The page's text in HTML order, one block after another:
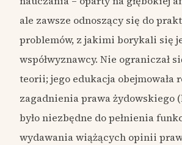
ale zawsze odnoszący się do
problemów, z jakimi borykali się
współwyznawcy. Nie ograniczał
teorii; jego edukacja obejmowała
zagadnienia prawa żydowskiego
było niezbędne do pełnienia
wydawania wiążących opinii